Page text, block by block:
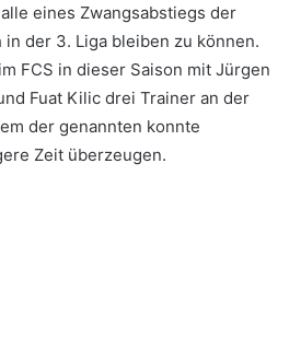
eines Zwangsabstiegs der
der 3. Liga bleiben zu können.
FCS in dieser Saison mit Jürgen
Fuat Kilic drei Trainer an der
der genannten konnte
Zeit überzeugen.